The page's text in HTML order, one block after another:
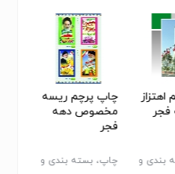
اهتزاز
فجر
بندی و
چاپ پرچم ریسه
مخصوص دهه
فجر
چاپ، بسته بندی و